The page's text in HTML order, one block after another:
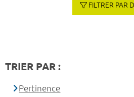
FILTRER PAR
TRIER PAR :
Pertinence